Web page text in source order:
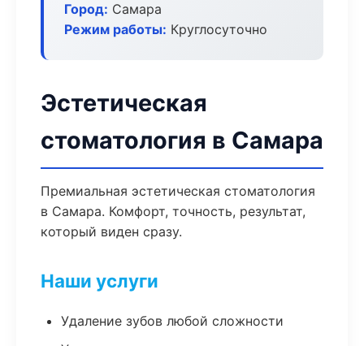
Город: Самара
Режим работы: Круглосуточно
Эстетическая
стоматология в Самара
Премиальная эстетическая стоматология
в Самара. Комфорт, точность, результат,
который виден сразу.
Наши услуги
Удаление зубов любой сложности